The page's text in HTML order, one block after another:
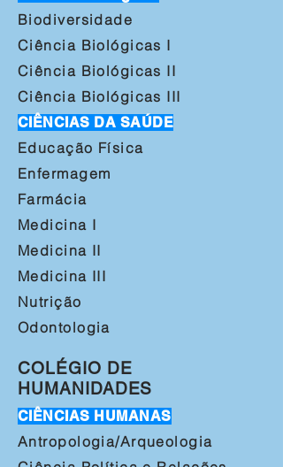
Biodiversidade
Ciência Biológicas I
Ciência Biológicas I​I
Ciência Biológicas I​II
CIÊNCIAS DA SAÚDE
Educação Física
Enfermagem
Farmácia
Medicina I
Medicina II
Medicina III
Nutrição
Odontologia
COLÉGIO DE
HUMANIDADES
CIÊNCIAS HUMANAS
Antropologia/Arqueologia